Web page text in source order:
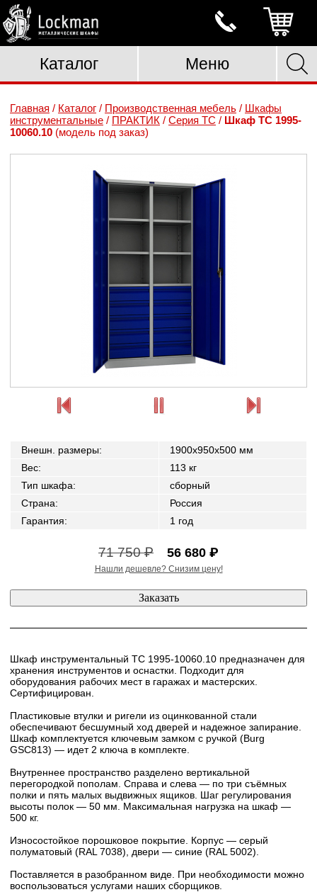
Каталог Меню
Главная / Каталог / Производственная мебель / Шкафы
инструментальные / ПРАКТИК / Серия TC / Шкаф ТС 1995-
10060.10 (модель под заказ)
Внешн. размеры:
1900x950x500 мм
Вес:
113 кг
Тип шкафа:
сборный
Страна:
Россия
Гарантия: 1 год
71 750 ₽ 56 680 ₽
Нашли дешевле? Снизим цену!
Шкаф инструментальный ТС 1995-10060.10 предназначен для
хранения инструментов и оснастки. Подходит для
оборудования рабочих мест в гаражах и мастерских.
Сертифицирован.
Пластиковые втулки и ригели из оцинкованной стали
обеспечивают бесшумный ход дверей и надежное запирание.
Шкаф комплектуется ключевым замком с ручкой (Burg
GSC813) — идет 2 ключа в комплекте.
Внутреннее пространство разделено вертикальной
перегородкой пополам. Справа и слева — по три съёмных
полки и пять малых выдвижных ящиков. Шаг регулирования
высоты полок — 50 мм. Максимальная нагрузка на шкаф —
500 кг.
Износостойкое порошковое покрытие. Корпус — серый
полуматовый (RAL 7038), двери — синие (RAL 5002).
Поставляется в разобранном виде. При необходимости можно
воспользоваться услугами наших сборщиков.